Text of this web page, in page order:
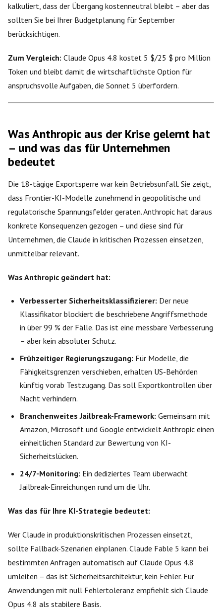
kalkuliert, dass der Übergang kostenneutral bleibt – aber das
sollten Sie bei Ihrer Budgetplanung für September
berücksichtigen.
Zum Vergleich: Claude Opus 4.8 kostet 5 $/25 $ pro Million
Token und bleibt damit die wirtschaftlichste Option für
anspruchsvolle Aufgaben, die Sonnet 5 überfordern.
Was Anthropic aus der Krise gelernt hat
– und was das für Unternehmen
bedeutet
Die 18-tägige Exportsperre war kein Betriebsunfall. Sie zeigt,
dass Frontier-KI-Modelle zunehmend in geopolitische und
regulatorische Spannungsfelder geraten. Anthropic hat daraus
konkrete Konsequenzen gezogen – und diese sind für
Unternehmen, die Claude in kritischen Prozessen einsetzen,
unmittelbar relevant.
Was Anthropic geändert hat:
Verbesserter Sicherheitsklassifizierer: Der neue
Klassifikator blockiert die beschriebene Angriffsmethode
in über 99 % der Fälle. Das ist eine messbare Verbesserung
– aber kein absoluter Schutz.
Frühzeitiger Regierungszugang: Für Modelle, die
Fähigkeitsgrenzen verschieben, erhalten US-Behörden
künftig vorab Testzugang. Das soll Exportkontrollen über
Nacht verhindern.
Branchenweites Jailbreak-Framework: Gemeinsam mit
Amazon, Microsoft und Google entwickelt Anthropic einen
einheitlichen Standard zur Bewertung von KI-
Sicherheitslücken.
24/7-Monitoring: Ein dediziertes Team überwacht
Jailbreak-Einreichungen rund um die Uhr.
Was das für Ihre KI-Strategie bedeutet:
Wer Claude in produktionskritischen Prozessen einsetzt,
sollte Fallback-Szenarien einplanen. Claude Fable 5 kann bei
bestimmten Anfragen automatisch auf Claude Opus 4.8
umleiten – das ist Sicherheitsarchitektur, kein Fehler. Für
Anwendungen mit null Fehlertoleranz empfiehlt sich Claude
Opus 4.8 als stabilere Basis.